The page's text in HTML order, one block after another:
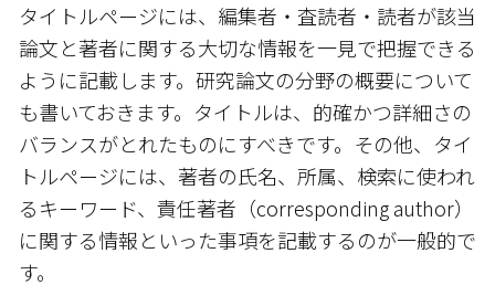
タイトルページには、編集者・査読者・読者が該当
論文と著者に関する大切な情報を一見で把握できる
ように記載します。研究論文の分野の概要について
も書いておきます。タイトルは、的確かつ詳細さの
バランスがとれたものにすべきです。その他、タイ
トルページには、著者の氏名、所属、検索に使われ
るキーワード、責任著者（corresponding author）
に関する情報といった事項を記載するのが一般的で
す。